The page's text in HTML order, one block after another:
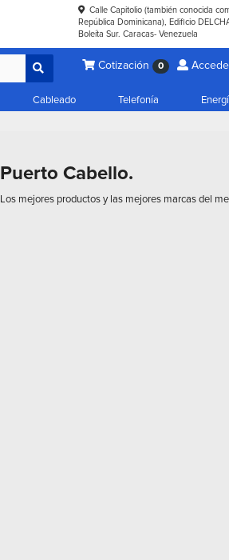
Calle Capitolio (también conocida
República Dominicana), Edificio
Boleíta Sur. Caracas- Venezuela
Cotización 0
Cableado Telefonía
Cabello.
mejores productos y las mejores marcas del